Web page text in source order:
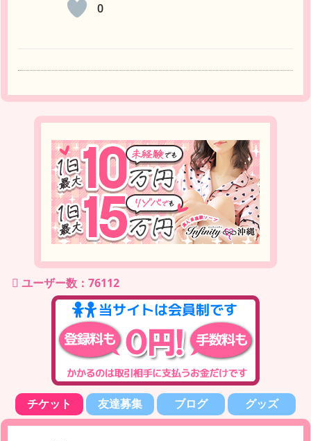
0
ユーザー数：76112
チケット 友達募集 ブログ グッズ